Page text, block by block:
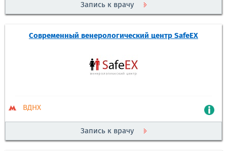
Запись к врачу
Современный венерологический центр SafeEX
ВДНХ
Запись к врачу